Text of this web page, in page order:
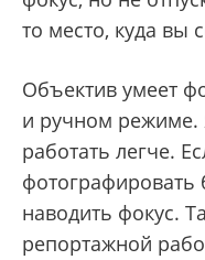
то место, куда вы
Объектив умеет
и ручном режиме.
работать легче.
фотографировать
наводить фокус.
репортажной